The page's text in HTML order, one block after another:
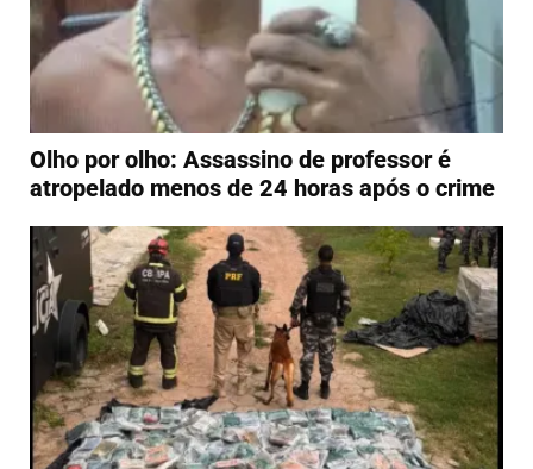
Olho por olho: Assassino de professor é
atropelado menos de 24 horas após o crime